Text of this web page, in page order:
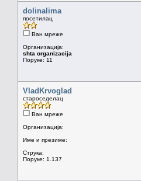
dolinalima
посетилац
Ван мреже
Организација:
shta organizacija
Поруке: 11
VladKrvoglad
староседелац
Ван мреже
Организација:
Име и презиме:
Струка:
Поруке: 1.137